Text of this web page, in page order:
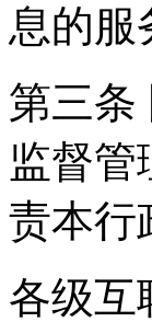
息的服
第三条
监督
责本行
各级互